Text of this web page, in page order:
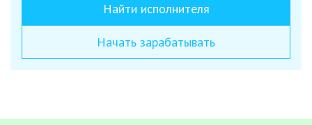
Найти исполнителя
Начать зарабатывать